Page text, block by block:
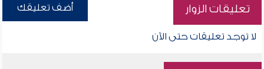
تعليقات الزوار أضف تعليقك
لا توجد تعليقات حتى الآن